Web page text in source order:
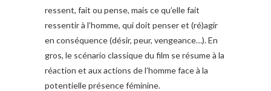
ressent, fait ou pense, mais ce qu’elle fait
ressentir à l’homme, qui doit penser et (ré)agir
en conséquence (désir, peur, vengeance…). En
gros, le scénario classique du film se résume à la
réaction et aux actions de l’homme face à la
potentielle présence féminine.